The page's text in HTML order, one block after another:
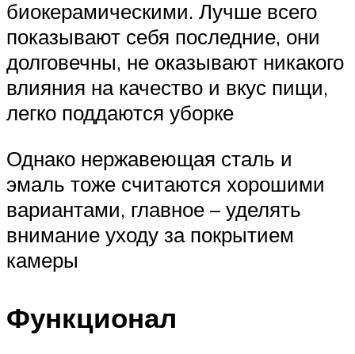
биокерамическими. Лучше всего
показывают себя последние, они
долговечны, не оказывают никакого
влияния на качество и вкус пищи,
легко поддаются уборке
Однако нержавеющая сталь и
эмаль тоже считаются хорошими
вариантами, главное – уделять
внимание уходу за покрытием
камеры
Функционал